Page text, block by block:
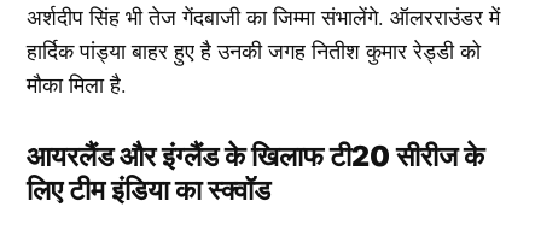
अर्शदीप सिंह भी तेज गेंदबाजी का जिम्मा संभालेंगे. ऑलरराउंडर में
हार्दिक पांड्या बाहर हुए है उनकी जगह नितीश कुमार रेड्डी को
मौका मिला है.
आयरलैंड और इंग्लैंड के खिलाफ टी20 सीरीज के
लिए टीम इंडिया का स्क्वॉड